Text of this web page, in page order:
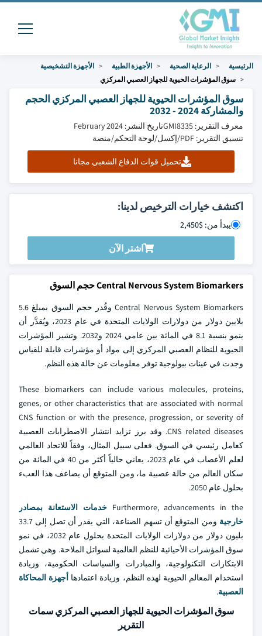
الرئيسية الرعاية الصحية الأجهزة الطبية
الأجهزة التشخيصية
سوق المؤشرات الحيوية للجهاز العصبي المركزي
سوق المؤشرات الحيوية للجهاز العصبي المركزي الحجم
والمشاركة 2024 - 2032
معرف التقرير: GMI8335
تاريخ النشر: February 2024
تنسيق التقرير: PDF/إكسل/لوحة التحكم/منصة
تحميل قوات الدفاع الشعبي مجانا
اكتشف خيارات الترخيص لدينا:
يبدأ من: $2,450
اشتر الآن
Central Nervous System Biomarkers حجم السوق
Central Nervous System Biomarkers وقُدر حجم السوق بمبلغ 5.6
بلايين دولار من دولارات الولايات المتحدة في عام 2023، ويُقدَّر أن
ينمو بنسبة 8.1 في المائة بين عامي 2024 و2032. وتشير المؤشرات
الحيوية للنظام العصبي المركزي إلى مواد أو مؤشرات قابلة للقياس
وجدت في عينات بيولوجية توفر معلومات عن حالة هذه النظم.
These biomarkers can include various molecules, proteins,
genes, or other characteristics that are associated with normal
CNS function or with the presence, progression, or severity of
CNS related diseases. وقد برز تزايد انتشار الاضطرابات العصبية
كعامل رئيسي في السوق. فعلى سبيل المثال، وفقاً للاتحاد العالمي
لعلم الأعصاب في عام 2023، يعاني حالياً أكثر من 40 في المائة من
سكان العالم من حالة عصبية ما، ومن المتوقع أن يضاعف هذا العبء
بحلول عام 2050.
Furthermore, advancements in the خدمات الاستعانة بمصادر
خارجية
ومن المتوقع أن تسهم الصناعة، التي يقدر أن تصل إلى 33.7
بليون دولار من دولارات الولايات المتحدة بحلول عام 2032، في نمو
سوق المؤشرات الأحيائية للنظم العالمية لسواتل الملاحة. وهي تشمل
الابتكارات التكنولوجية، والمبادرات والسياسات الحكومية، وزيادة
استخدام المعالم الحيوية لهذه النظم، وزيادة اعتمادها أجهزة المحاكاة
العصبية.
سوق المؤشرات الحيوية للجهاز العصبي المركزي سمات
التقرير